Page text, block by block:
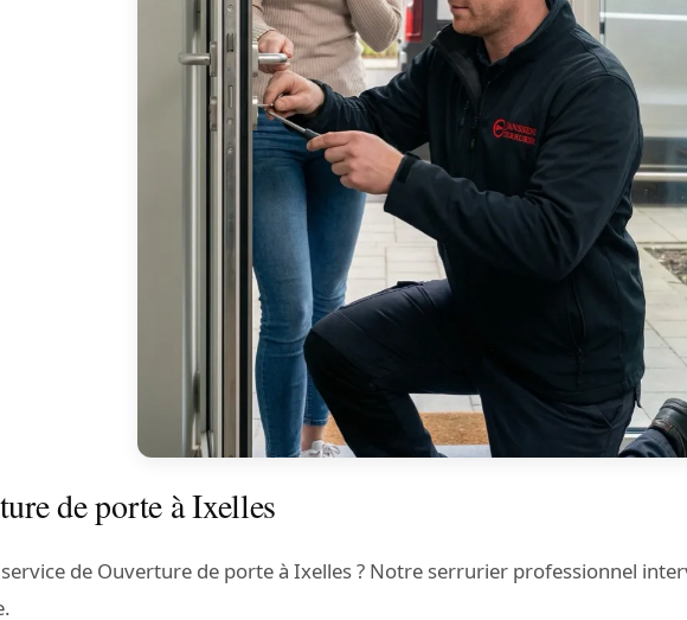
de porte à Ixelles
de Ouverture de porte à Ixelles ? Notre serrurier professionnel